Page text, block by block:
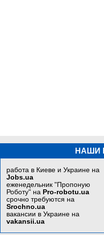
НАШИ
работа в Киеве и Украине на
Jobs.ua
еженедельник "Пропоную
Роботу" на Pro-robotu.ua
срочно требуются на
Srochno.ua
вакансии в Украине на
vakansii.ua